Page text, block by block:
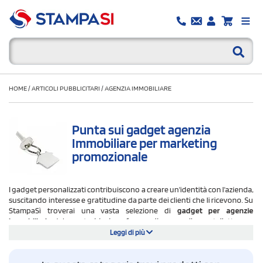
HOME/ARTICOLI PUBBLICITARI /AGENZIA IMMOBILIARE
Punta sui gadget agenzia
Immobiliare per marketing
promozionale
I gadget personalizzati contribuiscono a creare un'identità con l'azienda,
suscitando interesse e gratitudine da parte dei clienti che li ricevono. Su
StampaSì troverai una vasta selezione di gadget per agenzie
immobiliari,
dai
portachiavi a forma di casa alle cartellette per
conservare gli atti e i documenti della casa
Leggi di più